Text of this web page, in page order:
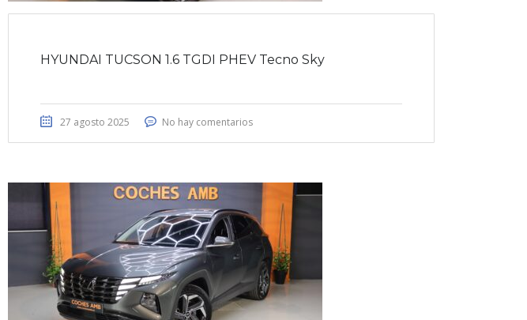
HYUNDAI TUCSON 1.6 TGDI PHEV Tecno Sky
27 agosto 2025 No hay comentarios